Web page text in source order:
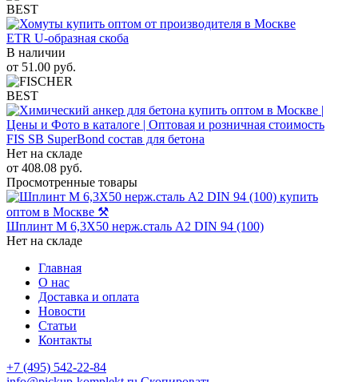
BEST
ETR U-образная скоба
В наличии
от 51.00 руб.
BEST
FIS SB SuperBond состав для бетона
Нет на складе
от 408.08 руб.
Просмотренные товары
Шплинт M 6,3Х50 нерж.сталь A2 DIN 94 (100)
Нет на складе
Главная
О нас
Доставка и оплата
Новости
Статьи
Контакты
+7 (495) 542-22-84